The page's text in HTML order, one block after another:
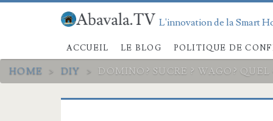
L'innovation de la Smart
ACCUEIL LE BLOG POLITIQUE DE
HOME > DIY > DOMINO? SUCRE ? WAGO?